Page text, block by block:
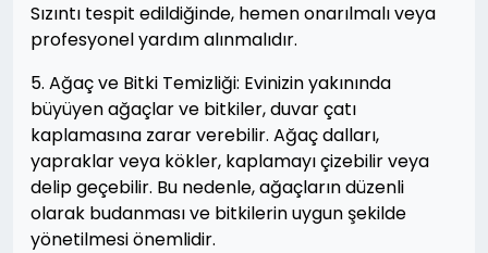
Sızıntı tespit edildiğinde, hemen onarılmalı veya
profesyonel yardım alınmalıdır.
5. Ağaç ve Bitki Temizliği: Evinizin yakınında
büyüyen ağaçlar ve bitkiler, duvar çatı
kaplamasına zarar verebilir. Ağaç dalları,
yapraklar veya kökler, kaplamayı çizebilir veya
delip geçebilir. Bu nedenle, ağaçların düzenli
olarak budanması ve bitkilerin uygun şekilde
yönetilmesi önemlidir.